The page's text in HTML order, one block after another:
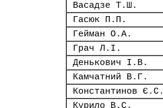
Васадзе Т.Ш.
Гасюк П.П.
Гейман О.А.
Грач Л.І.
Денькович І.В.
Камчатний В.Г.
Константинов Є.С.
Курило В.С.